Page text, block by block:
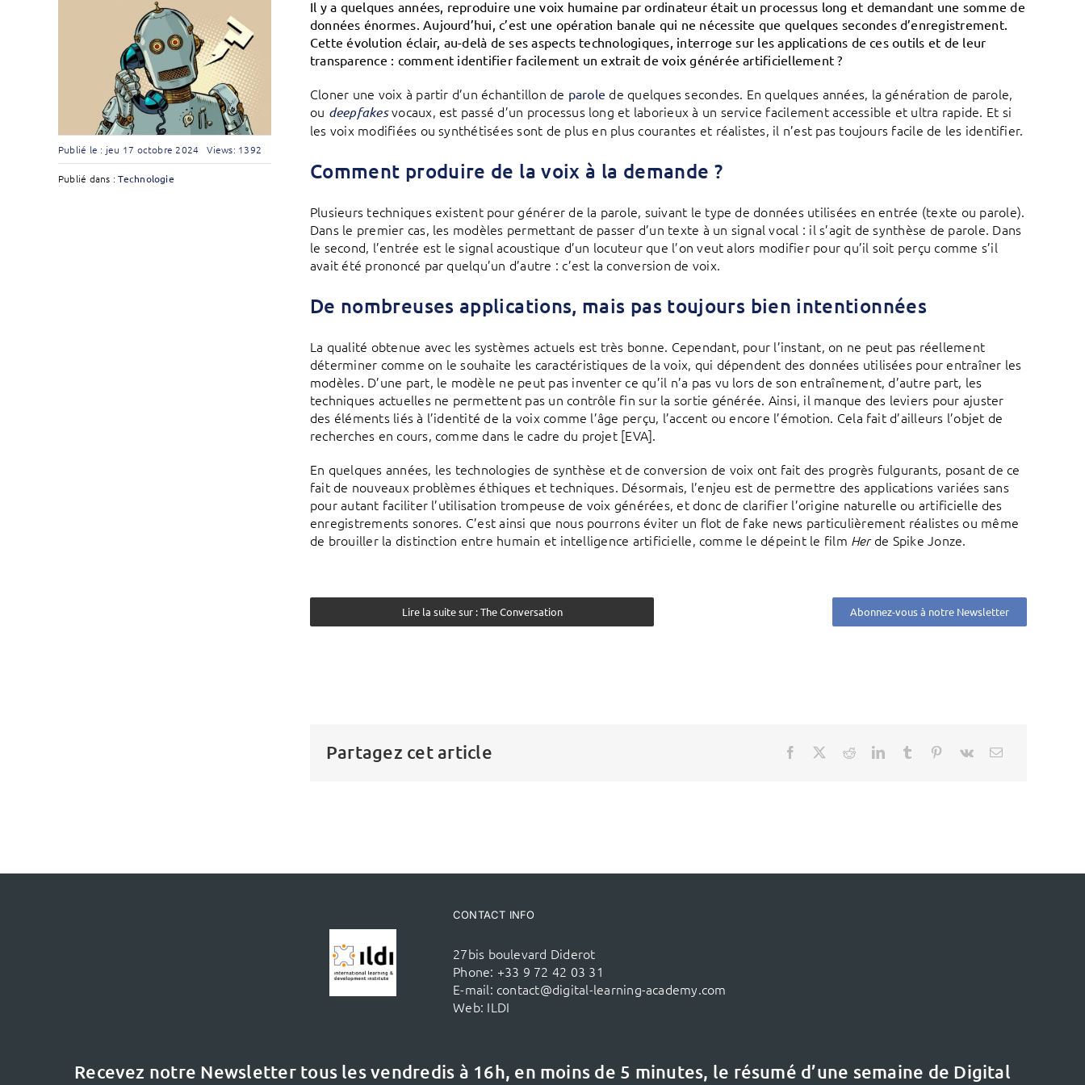
Publié le : jeu 17 octobre 2024 Views: 1392
Publié dans :Technologie
Il y a quelques années, reproduire une voix humaine par ordinateur était un processus long et demandant une somme de
données énormes. Aujourd’hui, c’est une opération banale qui ne nécessite que quelques secondes d’enregistrement.
Cette évolution éclair, au-delà de ses aspects technologiques, interroge sur les applications de ces outils et de leur
transparence : comment identifier facilement un extrait de voix générée artificiellement ?
Cloner une voix à partir d’un échantillon de parole de quelques secondes. En quelques années, la génération de parole,
ou deepfakesvocaux, est passé d’un processus long et laborieux à un service facilement accessible et ultra rapide. Et si
les voix modifiées ou synthétisées sont de plus en plus courantes et réalistes, il n’est pas toujours facile de les identifier.
Comment produire de la voix à la demande ?
Plusieurs techniques existent pour générer de la parole, suivant le type de données utilisées en entrée (texte ou parole).
Dans le premier cas, les modèles permettant de passer d’un texte à un signal vocal : il s’agit de synthèse de parole. Dans
le second, l’entrée est le signal acoustique d’un locuteur que l’on veut alors modifier pour qu’il soit perçu comme s’il
avait été prononcé par quelqu’un d’autre : c’est la conversion de voix.
De nombreuses applications, mais pas toujours bien intentionnées
La qualité obtenue avec les systèmes actuels est très bonne. Cependant, pour l’instant, on ne peut pas réellement
déterminer comme on le souhaite les caractéristiques de la voix, qui dépendent des données utilisées pour entraîner les
modèles. D’une part, le modèle ne peut pas inventer ce qu’il n’a pas vu lors de son entraînement, d’autre part, les
techniques actuelles ne permettent pas un contrôle fin sur la sortie générée. Ainsi, il manque des leviers pour ajuster
des éléments liés à l’identité de la voix comme l’âge perçu, l’accent ou encore l’émotion. Cela fait d’ailleurs l’objet de
recherches en cours, comme dans le cadre du projet [EVA].
En quelques années, les technologies de synthèse et de conversion de voix ont fait des progrès fulgurants, posant de ce
fait de nouveaux problèmes éthiques et techniques. Désormais, l’enjeu est de permettre des applications variées sans
pour autant faciliter l’utilisation trompeuse de voix générées, et donc de clarifier l’origine naturelle ou artificielle des
enregistrements sonores. C’est ainsi que nous pourrons éviter un flot de fake news particulièrement réalistes ou même
de brouiller la distinction entre humain et intelligence artificielle, comme le dépeint le film Herde Spike Jonze.
Lire la suite sur : The Conversation Abonnez-vous à notre Newsletter
Partagez cet article
CONTACT INFO
27bis boulevard Diderot
Phone: +33 9 72 42 03 31
E-mail: contact@digital-learning-academy.com
Web: ILDI
Recevez notre Newsletter tous les vendredis à 16h, en moins de 5 minutes, le résumé d’une semaine de Digital